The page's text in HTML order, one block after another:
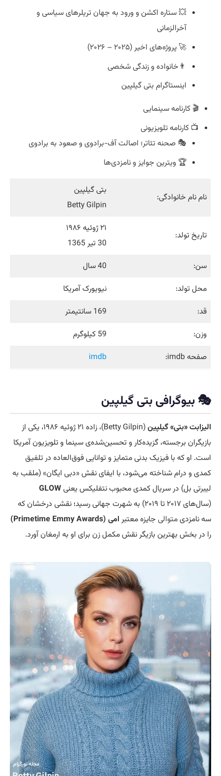
💥 ستاره اکشن و ورود به جهان تریلرهای سیاسی و
آخرالزمانی
🚀 پروژه‌های اخیر (۲۰۲۵ – ۲۰۲۶)
👨خانواده و زندگی شخصی
اینستاگرام بتی گیلپین
🎬 کارنامه سینمایی
📺 کارنامه تلویزیونی
🎭 صحنه تئاتر؛ اصالت آف-برادوی و صعود به برادوی
🏆 ویترین جوایز و نامزدی‌ها
نام نام خانوادگی:
بتی گیلپین
Betty Gilpin
تاریخ تولد:
۲۱ ژوئیه ۱۹۸۶
30 تیر 1365
سن:
40 سال
محل تولد:
نیویورک آمریکا
قد:
169 سانتیمتر
وزن:
59 کیلوگرم
صفحه imdb:
imdb
🎭 بیوگرافی بتی گیلپین
الیزابت «بتی» گیلپین
(Betty Gilpin)، زاده ۲۱ ژوئیه ۱۹۸۶، یکی از
بازیگران برجسته، گزیده‌کار و تحسین‌شده‌ی سینما و تلویزیون آمریکا
است. او که با فیزیک بدنی متمایز و توانایی فوق‌العاده در تلفیق
کمدی و درام شناخته می‌شود، با ایفای نقش «دبی ایگان» (ملقب به
لیبرتی بل) در سریال کمدی محبوب نتفلیکس یعنیGLOW
(سال‌های ۲۰۱۷ تا ۲۰۱۹) به شهرت جهانی رسید؛ نقشی درخشان که
سه نامزدیمتوالی جایزه معتبر امی (Primetime Emmy Awards)
را در بخش بهترین بازیگر نقش مکمل زن برای او به ارمغان آورد.